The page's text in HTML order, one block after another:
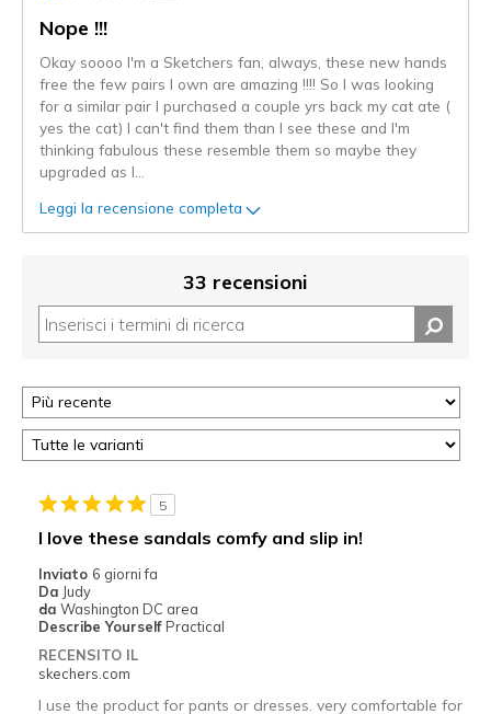
Nope !!!
Okay soooo I'm a Sketchers fan, always, these new hands
free the few pairs I own are amazing !!!! So I was looking
for a similar pair I purchased a couple yrs back my cat ate (
yes the cat) I can't find them than I see these and I'm
thinking fabulous these resemble them so maybe they
upgraded as I
Leggi la recensione completa
33 recensioni
5
I love these sandals comfy and slip in!
Inviato 6 giorni fa
Da Judy
da Washington DC area
Describe Yourself Practical
RECENSITO IL
skechers.com
I use the product for pants or dresses. very comfortable for